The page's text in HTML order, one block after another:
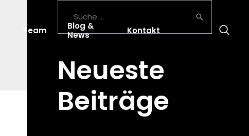
Team
Blog &
News
Kontakt
Neueste
Beiträge